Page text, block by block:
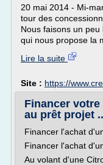
20 mai 2014 - Mi-
tour des
Nous faisons un
qui nous propose la
Lire la suite
Site : https://
Financer
au prêt projet
Financer l'achat
Financer l'achat
Au volant d'une